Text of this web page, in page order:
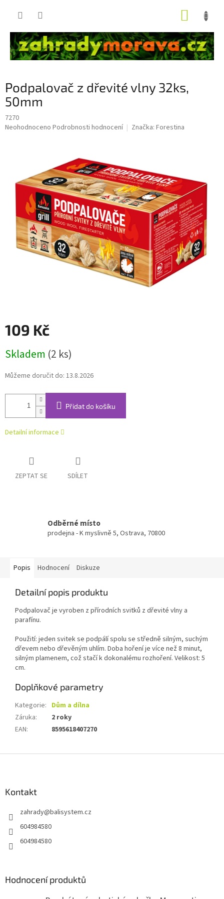
Podpalovač z dřevité vlny 32ks,
50mm
7270
Průměrné
hvězdiček.
Neohodnoceno Podrobnosti hodnocení Značka: Forestina
109 Kč
cena:
Skladem (2 ks)
Můžeme doručit do: 13.8.2026
Přidat do košíku
Detailní informace
ZEPTAT SE SDÍLET
Odběrné místo
prodejna - K myslivně 5, Ostrava, 70800
Popis Hodnocení Diskuze
Detailní popis produktu
Podpalovač je vyroben z přírodních svitků z dřevité vlny a
parafínu.
Použití: jeden svitek se podpálí spolu se středně silným, suchým
dřevem nebo dřevěným uhlím. Doba hoření je více než 8 minut,
silným plamenem, což stačí k dokonalému rozhoření. Velikost: 5
cm.
Doplňkové parametry
Kategorie: Dům a dílna
Záruka:
2 roky
EAN: 8595618407270
Kontakt
zahrady@balisystem.cz
604984580
604984580
Hodnocení produktů